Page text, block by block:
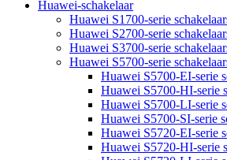
Huawei-schakelaar
Huawei S1700-serie
Huawei S2700-serie
Huawei S3700-serie
Huawei S5700-serie
Huawei S5700-EI-serie
Huawei S5700-HI-serie
Huawei S5700-LI-serie
Huawei S5700-SI-serie
Huawei S5720-EI-serie
Huawei S5720-HI-serie